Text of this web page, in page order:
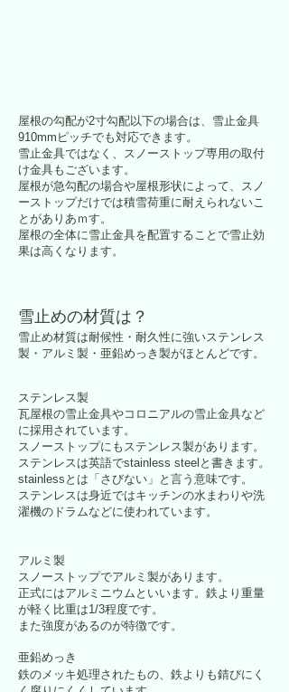
屋根の勾配が2寸勾配以下の場合は、雪止金具
910mmピッチでも対応できます。
​雪止金具ではなく、スノーストップ専用の取付
け金具もございます。
屋根が急勾配の場合や屋根形状によって、スノ
ーストップだけでは積雪荷重に耐えられないこ
とがありあｍす。
屋根の全体に雪止金具を配置することで雪止効
果は高くなります。
雪止めの材質は？
雪止め材質は耐候性・耐久性に強いステンレス
製・アルミ製・亜鉛めっき製がほとんどです。
ステンレス製
瓦屋根の雪止金具やコロニアルの雪止金具など
に採用されています。
スノーストップにもステンレス製があります。
ステンレスは英語でstainless steelと書きます。
stainlessとは「さびない」と言う意味です。
ステンレスは身近ではキッチンの水まわりや洗
濯機のドラムなどに使われています。
アルミ製
​スノーストップでアルミ製があります。
正式にはアルミニウムといいます。鉄より重量
が軽く比重は1/3程度です。
また強度があるのが特徴です。
亜鉛めっき
鉄のメッキ処理されたもの、鉄よりも錆びにく